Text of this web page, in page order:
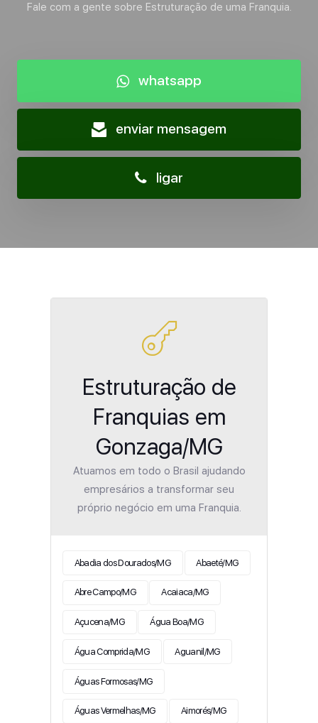
Fale com a gente sobre Estruturação de uma Franquia.
whatsapp
enviar mensagem
ligar
Estruturação de
Franquias em
Gonzaga/MG
Atuamos em todo o Brasil ajudando
empresários a transformar seu
próprio negócio em uma Franquia.
Abadia dos Dourados/MG Abaeté/MG
Abre Campo/MG Acaiaca/MG
Açucena/MG Água Boa/MG
Água Comprida/MG Aguanil/MG
Águas Formosas/MG
Águas Vermelhas/MG Aimorés/MG